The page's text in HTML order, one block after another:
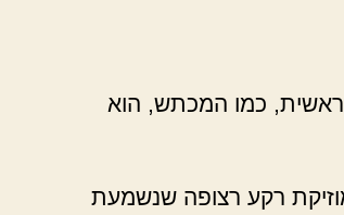
בראשית, כמו המכתש, הוא
רקע רצופה שנשמעת